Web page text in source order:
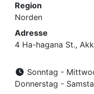
Region
Norden
Adresse
4 Ha-hagana St.,
Sonntag -
Donnerstag -